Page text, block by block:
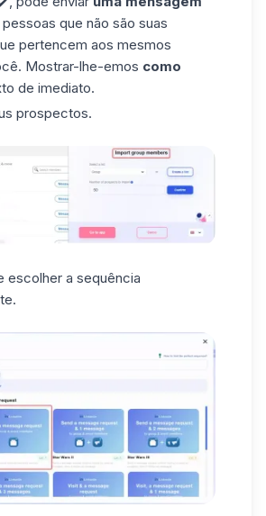
pessoas que não são suas
pertencem aos mesmos
Mostrar-lhe-emos como
de imediato.
prospectos.
escolher a sequência